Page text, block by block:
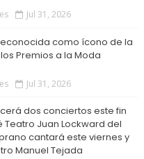
Jul 31, 2026
como ícono de la
Premios a la Moda
Jul 31, 2026
dos conciertos este fin
Juan Lockward del
cantará este viernes y
Manuel Tejada